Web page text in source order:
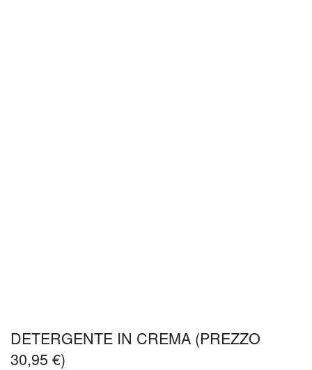
DETERGENTE IN CREMA (PREZZO
30,95 €)